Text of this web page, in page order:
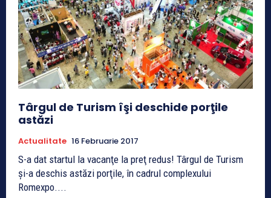
Târgul de Turism îşi deschide porţile
astăzi
Actualitate 16 Februarie 2017
S-a dat startul la vacanţe la preţ redus! Târgul de Turism
şi-a deschis astăzi porţile, în cadrul complexului
Romexpo....